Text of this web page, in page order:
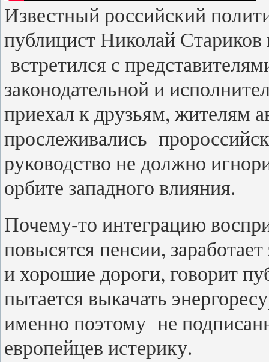
Известный российский
публицист Николай
встретился с
законодательной и
приехал к друзьям, жителям
прослеживались
руководство не должно
орбите западного влияния.
Почему-то интеграцию
повысятся пенсии,
и хорошие дороги, говорит
пытается выкачать
именно поэтому не
европейцев истерику.